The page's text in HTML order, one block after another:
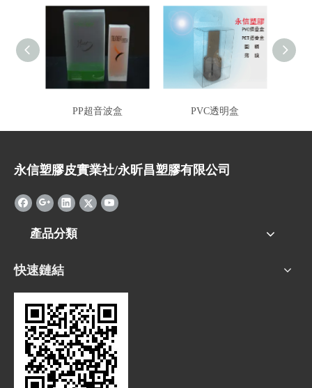
PP超音波盒 PVC透明盒
永信塑膠皮實業社/永昕昌塑膠有限公司
產品分類
快速鏈結